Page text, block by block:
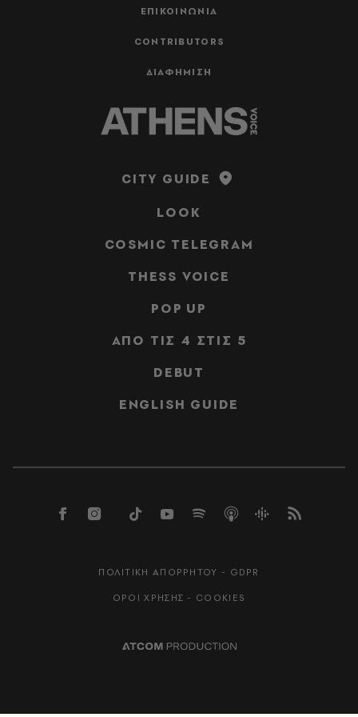
ΕΠΙΚΟΙΝΩΝΙΑ
CONTRIBUTORS
ΔΙΑΦΗΜΙΣΗ
CITY GUIDE
LOOK
COSMIC TELEGRAM
THESS VOICE
POP UP
ΑΠΟ ΤΙΣ 4 ΣΤΙΣ 5
DEBUT
ENGLISH GUIDE
ΠΟΛΙΤΙΚΗ ΑΠΟΡΡΗΤΟΥ - GDPR
ΟΡΟΙ ΧΡΗΣΗΣ - COOKIES